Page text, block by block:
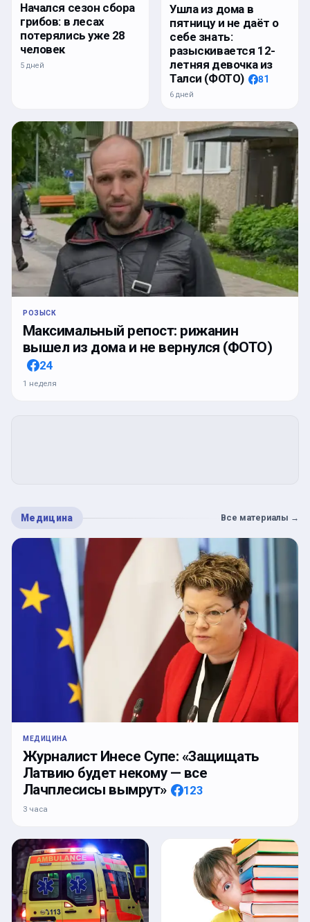
Начался сезон сбора
грибов: в лесах
потерялись уже 28
человек
5 дней
Ушла из дома в
пятницу и не даёт о
себе знать:
разыскивается 12-
летняя девочка из
Талси (ФОТО)
81
6 дней
РОЗЫСК
Максимальный репост: рижанин
вышел из дома и не вернулся (ФОТО)
24
1 неделя
Медицина Все материалы →
МЕДИЦИНА
Журналист Инесе Супе: «Защищать
Латвию будет некому — все
Лачплесисы вымрут»
123
3 часа